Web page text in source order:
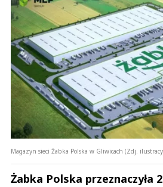
Magazyn sieci Żabka Polska w Gliwicach (Zdj.
Żabka Polska przeznaczyła